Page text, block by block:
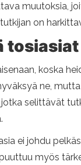
muutoksia,
on
tosiasiat
koska
ne,
selittävät
ei johdu
myös